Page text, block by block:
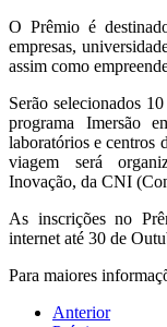
O Prêmio é
empresas,
assim como
Serão selecionados
programa Imersão
laboratórios e centros
viagem será
Inovação, da CNI
As inscrições no
internet até 30 de
Para maiores
Anterior